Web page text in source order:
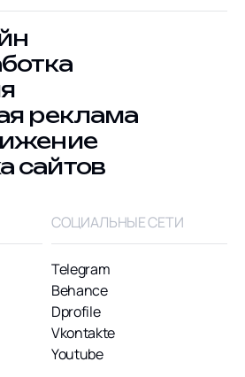
реклама
сайтов
СОЦИАЛЬНЫЕ СЕТИ
Telegram
Behance
Dprofile
Vkontakte
Youtube